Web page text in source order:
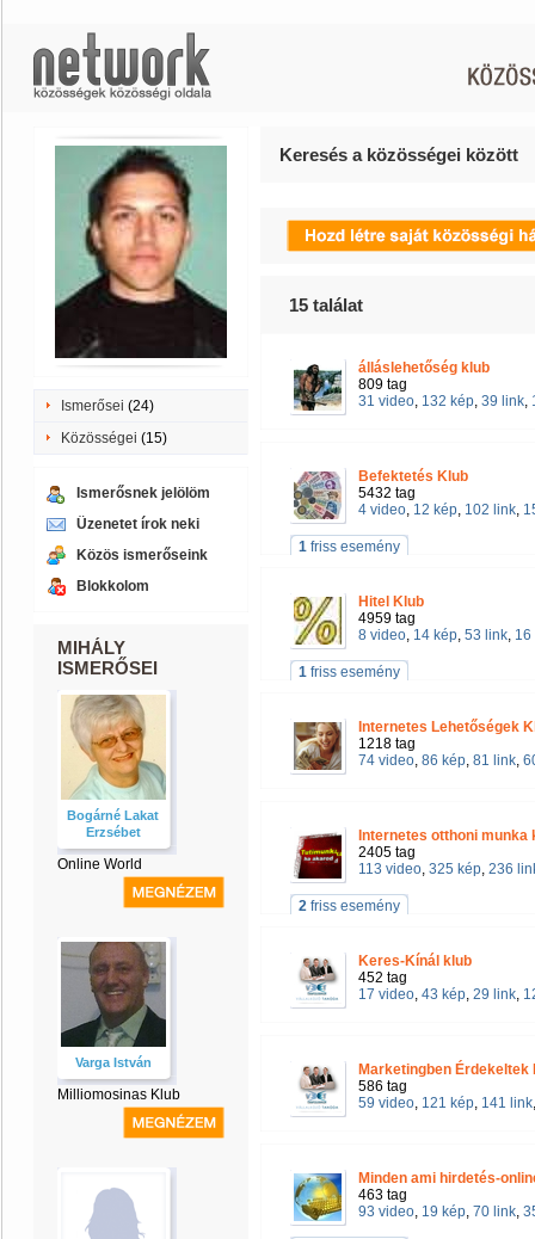
Ismerősei (24)
Közösségei (15)
Ismerősnek jelölöm
Üzenetet írok neki
Közös ismerőseink
Blokkolom
MIHÁLY
ISMERŐSEI
Bogárné Lakat
Erzsébet
Online World
Varga István
Milliomosinas Klub
Keresés a közösségei között
15 találat
álláslehetőség klub
809 tag
31 video, 132 kép, 39 link,
Befektetés Klub
5432 tag
4 video, 12 kép, 102 link,
1 friss esemény
Hitel Klub
4959 tag
8 video, 14 kép, 53 link, 16
1 friss esemény
Internetes Lehetőségek
1218 tag
74 video, 86 kép, 81 link,
Internetes otthoni munka
2405 tag
113 video, 325 kép, 236
2 friss esemény
Keres-Kínál klub
452 tag
17 video, 43 kép, 29 link,
Marketingben Érdekeltek
586 tag
59 video, 121 kép, 141 link
Minden ami hirdetés-
463 tag
93 video, 19 kép, 70 link,